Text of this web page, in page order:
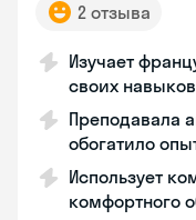
2 отзыва
Изучает
своих навыков
Преподавала
обогатило
Использует
комфортного